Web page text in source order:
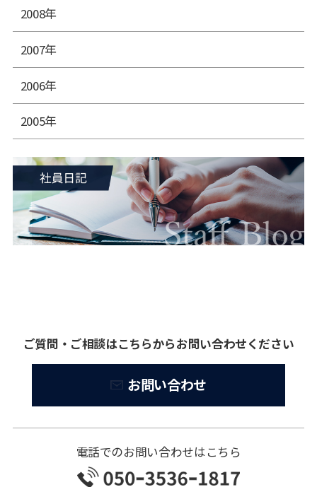
2008年
2007年
2006年
2005年
ご質問・ご相談はこちらからお問い合わせください
お問い合わせ
電話でのお問い合わせはこちら